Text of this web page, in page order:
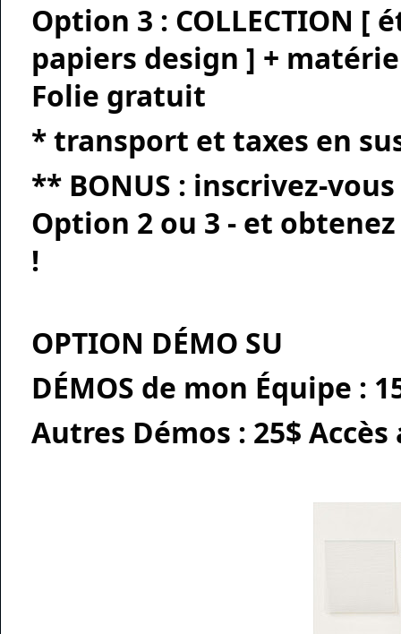
Option 3 : COLLECTION [
papiers design ] +
Folie gratuit
* transport et taxes en
** BONUS : inscrivez-
Option 2 ou 3 - et
!
OPTION DÉMO SU
DÉMOS de mon Équipe :
Autres Démos : 25$